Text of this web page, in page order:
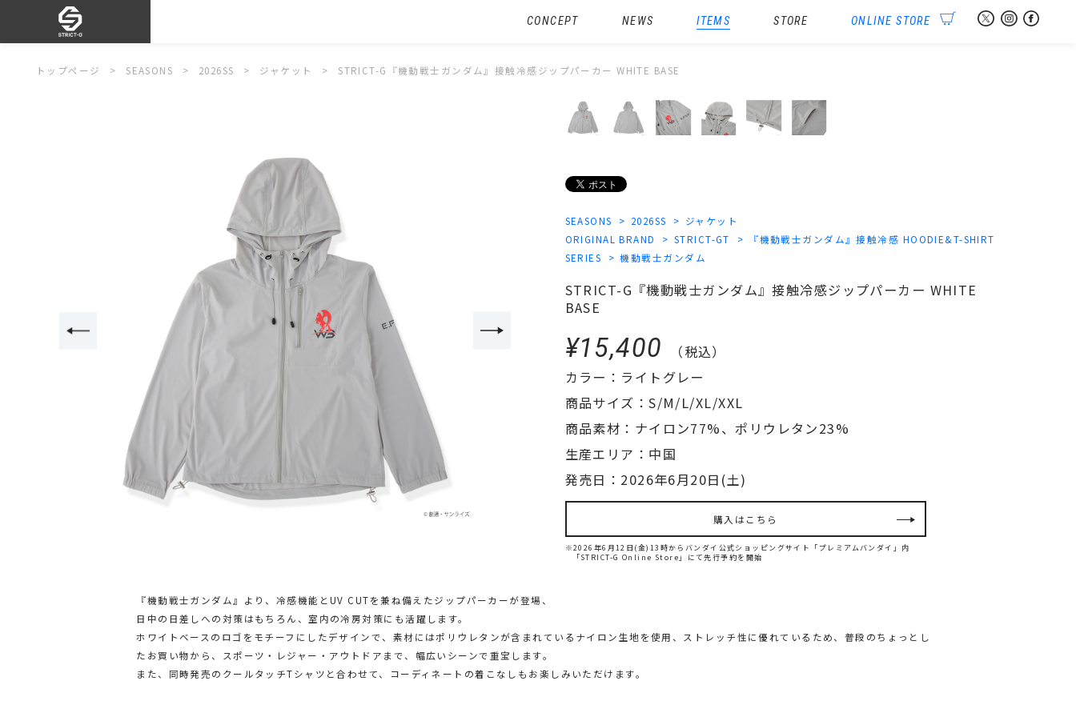
ITEMS
CONCEPT NEWS STORE ONLINE STORE
トップページ SEASONS 2026SS ジャケット STRICT-G『機動戦士ガンダム』接触冷感ジップパーカー WHITE BASE
SEASONS 2026SS
ジャケット
ORIGINAL BRAND
STRICT-GT
『機動戦士ガンダム』接触冷感 HOODIE&T-SHIRT
SERIES
機動戦士ガンダム
STRICT-G『機動戦士ガンダム』接触冷感ジップパーカー WHITE
BASE
¥15,400
（税込）
カラー：ライトグレー
商品サイズ：S/M/L/XL/XXL
商品素材：ナイロン77%、ポリウレタン23%
生産エリア：中国
発売日：2026年6月20日(土)
購入はこちら
※2026年6月12日(金)13時からバンダイ公式ショッピングサイト「プレミアムバンダイ」内
「STRICT-G Online Store」にて先行予約を開始
『機動戦士ガンダム』より、冷感機能とUV CUTを兼ね備えたジップパーカーが登場、
日中の日差しへの対策はもちろん、室内の冷房対策にも活躍します。
ホワイトベースのロゴをモチーフにしたデザインで、素材にはポリウレタンが含まれているナイロン生地を使用、ストレッチ性に優れているため、普段のちょっとし
たお買い物から、スポーツ・レジャー・アウトドアまで、幅広いシーンで重宝します。
また、同時発売のクールタッチTシャツと合わせて、コーディネートの着こなしもお楽しみいただけます。